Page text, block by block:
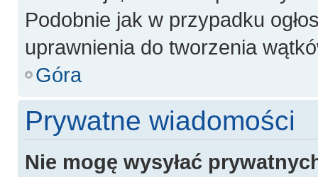
Podobnie jak w przypadku
uprawnienia do tworzenia
Góra
Prywatne wiadomości
Nie mogę wysyłać